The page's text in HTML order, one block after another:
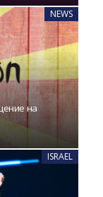
NEWS
на
ISRAEL